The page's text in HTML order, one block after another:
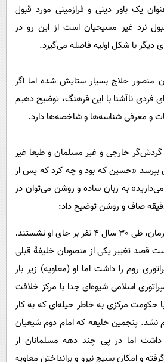
یک باور دینی و فرازمینی مورد قبول
نزد غیر مسیحیان است از این رو در
دیگر با شکل اولیه فاصله می‌گیرد.
منصور حلاج بسیار ستایش شده اما اگر
فردی ناآشنا با این فرهنگ، توضیح دهیم
و معرفی شناسه‌ها و شاخصه‌ها دارد.
گردش‌گر خارجی و غیر مسلمان و طبعا غیر
بپرسد «حسین که بود و چه کرد که پس از
می‌دارید» به زبان ساده و روشن می‌توان در
صاف و روشن توضیح داد:
«پس از درگذشت پیامبرمان، طی 30 سال 4 نفر بر جای او نشستند.
قصد تغییر یکی از منصوبان خلیفۀ قبلی
روم را داشت اما او (معاویه) زیر بار
اسلامی شیوه‌ای جدا با مرکز خلافت
مرکزی به خاطر حیله‌ای که به کار
نشد. پنجمین خلیفه که امام دوم شیعیان
اما در پی چند دهه مسلمانان از
و امکان بسیج نیرو و برانداختن معاویه